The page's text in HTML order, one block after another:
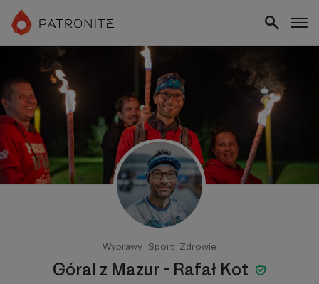
Wyprawy Sport Zdrowie
Góral z Mazur - Rafał Kot